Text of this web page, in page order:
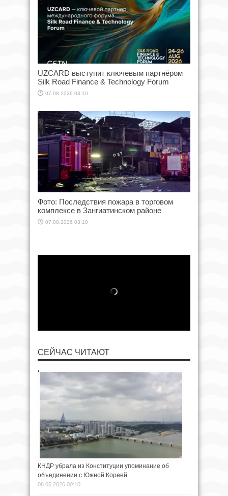
UZCARD выступит ключевым партнёром
Silk Road Finance & Technology Forum
07.08.2026 03:10
Фото: Последствия пожара в торговом
комплексе в Зангиатинском районе
07.08.2026 03:10
СЕЙЧАС ЧИТАЮТ
КНДР убрала из Конституции упоминание об
объединении с Южной Кореей
08.05.2026 00:10